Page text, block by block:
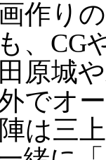
作り
、CG
原城
でオ
は三